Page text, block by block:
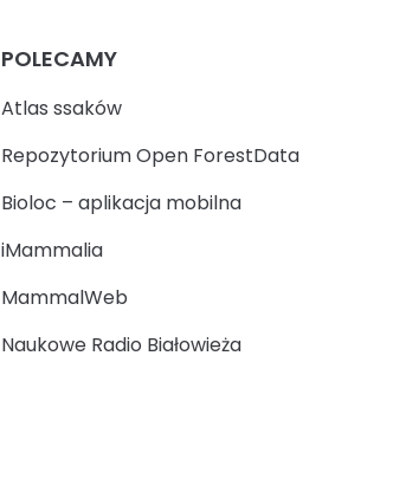
POLECAMY
Atlas ssaków
Repozytorium Open ForestData
Bioloc – aplikacja mobilna
iMammalia
MammalWeb
Naukowe Radio Białowieża